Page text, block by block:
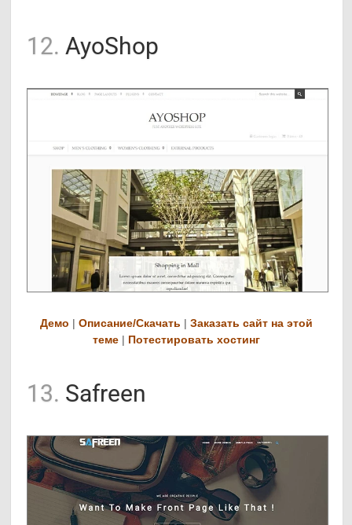
12. AyoShop
Демо |Описание/Скачать |Заказать сайт на этой
теме | Потестировать хостинг
13. Safreen